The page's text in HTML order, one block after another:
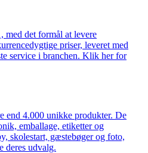
med det formål at levere
priser, leveret med
service i branchen. Klik her for
end 4.000 unikke produkter. De
emballage, etiketter og
skolestart, gæstebøger og foto,
deres udvalg.